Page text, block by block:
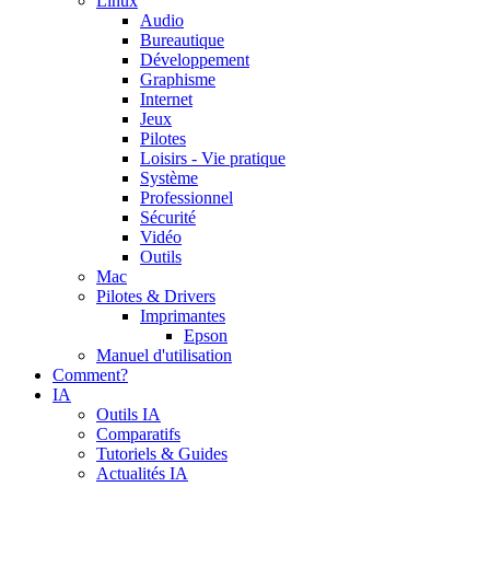
Audio
Bureautique
Développement
Graphisme
Internet
Jeux
Pilotes
Loisirs - Vie pratique
Système
Professionnel
Sécurité
Vidéo
Outils
Mac
Pilotes & Drivers
Imprimantes
Epson
Manuel d'utilisation
Comment?
IA
Outils IA
Comparatifs
Tutoriels & Guides
Actualités IA